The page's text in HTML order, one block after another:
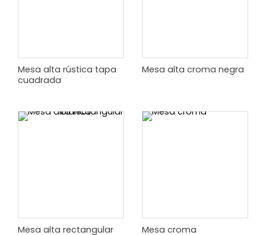
Mesa alta rústica tapa
cuadrada
Mesa alta croma negra
Mesa alta rectangular
Mesa croma